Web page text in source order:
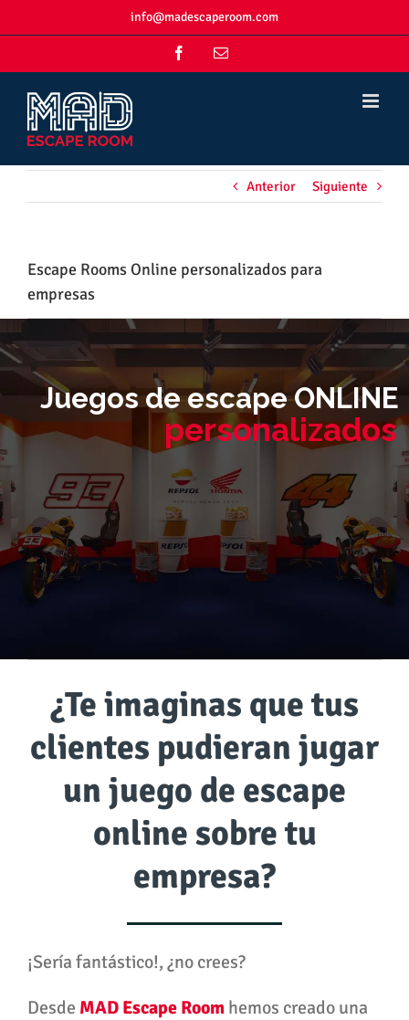
info@madescaperoom.com
FacebookCorreo
Anterior Siguiente
Escape Rooms Online personalizados para
empresas
Juegos de escape ONLINE
personalizados
¿Te imaginas que tus
clientes pudieran jugar
un juego de escape
online sobre tu
empresa?
¡Sería fantástico!, ¿no crees?
Desde MAD Escape Room hemos creado una